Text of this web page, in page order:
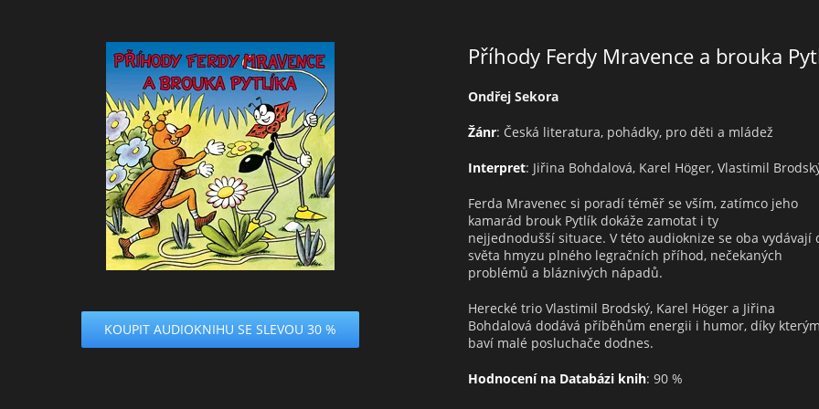
KOUPIT AUDIOKNIHU SE SLEVOU 30 %
Příhody Ferdy Mravence a brouka
Ondřej Sekora
Žánr: Česká literatura, pohádky, pro děti a mládež
Interpret: Jiřina Bohdalová, Karel Höger, Vlastimil
Ferda Mravenec si poradí téměř se vším, zatímco jeho
kamarád brouk Pytlík dokáže zamotat i ty
nejjednodušší situace. V této audioknize se oba vydávají
světa hmyzu plného legračních příhod, nečekaných
problémů a bláznivých nápadů.
Herecké trio Vlastimil Brodský, Karel Höger a Jiřina
Bohdalová dodává příběhům energii i humor, díky kterým
baví malé posluchače dodnes.
Hodnocení na Databázi knih: 90 %